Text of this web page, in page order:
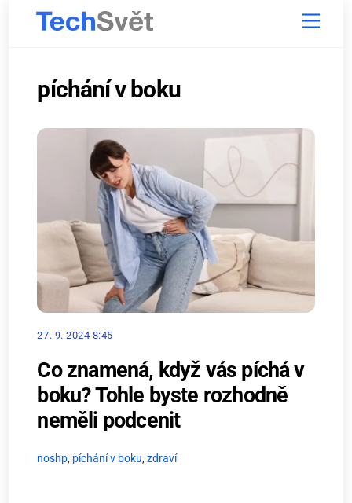
Menu
píchání v boku
27. 9. 2024 8:45
Co znamená, když vás píchá v
boku? Tohle byste rozhodně
neměli podcenit
noshp, píchání v boku,zdraví